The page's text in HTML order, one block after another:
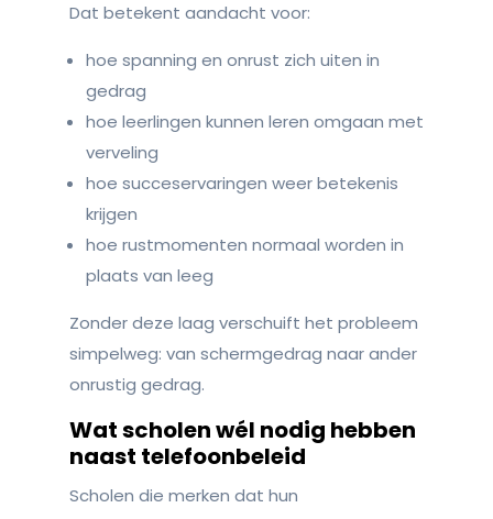
Dat betekent aandacht voor:
hoe spanning en onrust zich uiten in
gedrag
hoe leerlingen kunnen leren omgaan met
verveling
hoe succeservaringen weer betekenis
krijgen
hoe rustmomenten normaal worden in
plaats van leeg
Zonder deze laag verschuift het probleem
simpelweg: van schermgedrag naar ander
onrustig gedrag.
Wat scholen wél nodig hebben
naast telefoonbeleid
Scholen die merken dat hun